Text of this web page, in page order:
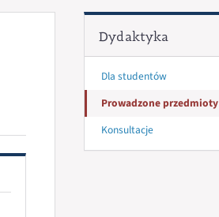
Dydaktyka
Dla studentów
Prowadzone przedmioty
Konsultacje